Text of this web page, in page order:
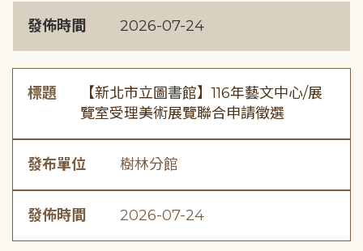
發佈時間 2026-07-24
標題
【新北市立圖書館】116年藝文中心/展
覽室受理美術展覽聯合申請徵選
發布單位 樹林分館
發佈時間 2026-07-24